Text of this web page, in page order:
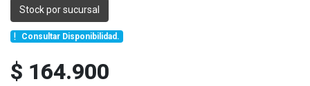
Stock por sucursal
Consultar Disponibilidad.
$ 164.900